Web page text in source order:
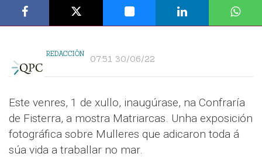
REDACCIÓN 07:51 30/06/22
Este venres, 1 de xullo, inaugúrase, na Confraría
de Fisterra, a mostra Matriarcas. Unha exposición
fotográfica sobre Mulleres que adicaron toda á
súa vida a traballar no mar.